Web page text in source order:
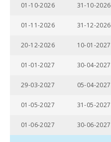
Пальма (км):
Марінеленд-
Гідропарк
01-10-2026 31-10-2026
01-11-2026 31-12-2026
20-12-2026 10-01-2027
01-01-2027 30-04-2027
29-03-2027 05-04-2027
01-05-2027 31-05-2027
01-06-2027 30-06-2027